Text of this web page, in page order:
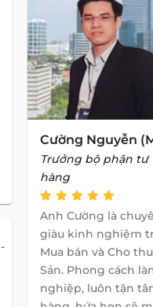
Cường Nguyễn
Trưởng bộ phận tư
hàng
Anh Cường là
giàu kinh nghiệm
Mua bán và Cho
Sản. Phong cách
nghiệp, luôn tận